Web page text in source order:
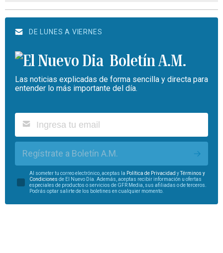
DE LUNES A VIERNES
Boletín A.M.
Las noticias explicadas de forma sencilla y directa para
entender lo más importante del día.
Regístrate a Boletín A.M.
Al someter tu correo electrónico, aceptas la Política de Privacidad yTérminos y
Condiciones de El Nuevo Día. Además, aceptas recibir información u ofertas
especiales de productos o servicios de GFR Media, sus afiliadas o de terceros.
Podrás optar salirte de los boletines en cualquier momento.